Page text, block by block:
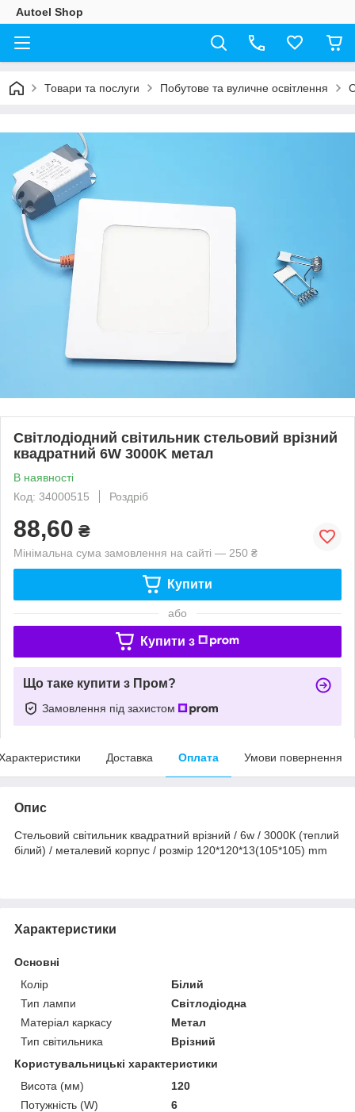
Autoel Shop
Товари та послуги Побутове та вуличне освітлення
Світлодіодний світильник стельовий врізний
квадратний 6W 3000K метал
В наявності
Код: 34000515
Роздріб
88,60 ₴
Мінімальна сума замовлення на сайті — 250 ₴
Купити
або
Купити з
Що таке купити з Пром?
Замовлення під захистом
Доставка Оплата Умови повернення
Опис
Стельовий світильник квадратний врізний / 6w / 3000К (теплий
білий) / металевий корпус / розмір 120*120*13(105*105) mm
Характеристики
Основні
Колір
Білий
Тип лампи
Світлодіодна
Матеріал каркасу
Метал
Тип світильника
Врізний
Користувальницькі характеристики
Висота (мм)
120
Потужність (W)
6